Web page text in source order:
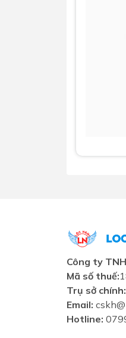
Công ty
Mã số thuế:
Trụ sở chính:
Email:
Hotline: